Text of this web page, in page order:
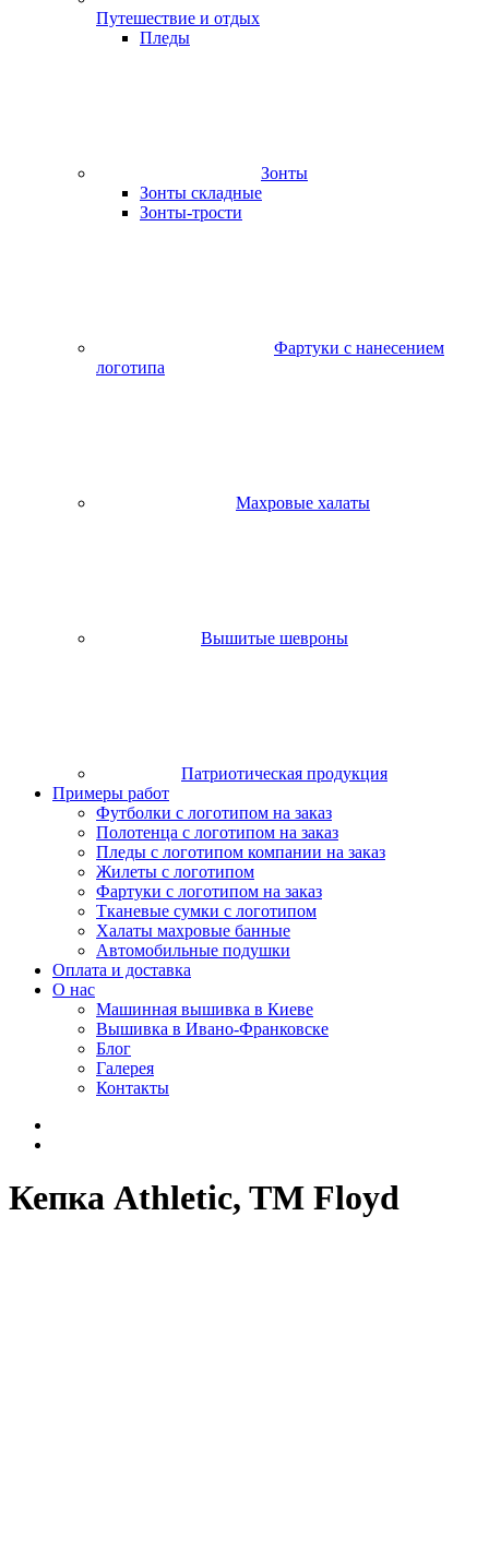
Путешествие и отдых
Пледы
Зонты
Зонты складные
Зонты-трости
Фартуки с нанесением
логотипа
Махровые халаты
Вышитые шевроны
Патриотическая продукция
Примеры работ
Футболки с логотипом на заказ
Полотенца с логотипом на заказ
Пледы с логотипом компании на заказ
Жилеты с логотипом
Фартуки с логотипом на заказ
Тканевые сумки с логотипом
Халаты махровые банные
Автомобильные подушки
Оплата и доставка
О нас
Машинная вышивка в Киеве
Вышивка в Ивано-Франковске
Блог
Галерея
Контакты
Кепка Athletic, TM Floyd